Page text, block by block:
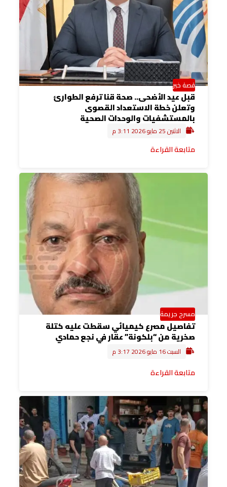
قصة خبر
قبل عيد الأضحى.. صحة قنا ترفع الطوارئ
وتعلن خطة الاستعداد القصوى
بالمستشفيات والوحدات الصحية
الاثنين 25 مايو 2026 3:11 م
متابعة القراءة
مسرح جريمة
تفاصيل مصرع كيميائي سقطت عليه كتلة
صخرية من “بلكونة” عقار في نجع حمادي
السبت 16 مايو 2026 3:17 م
متابعة القراءة